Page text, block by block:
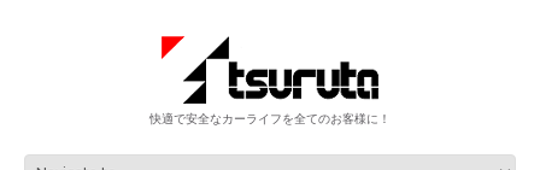
快適で安全なカーライフを全てのお客様に！